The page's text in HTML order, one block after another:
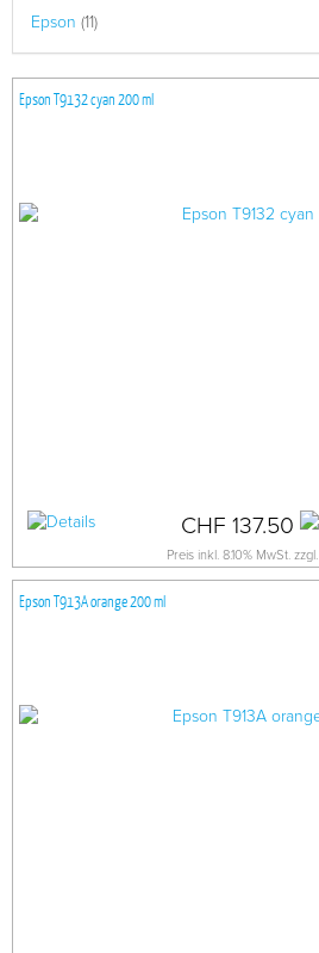
Epson (11)
Epson T9132 cyan 200 ml
CHF 137.50
Preis inkl. 8.10% MwSt. zzgl.
Epson T913A orange 200 ml